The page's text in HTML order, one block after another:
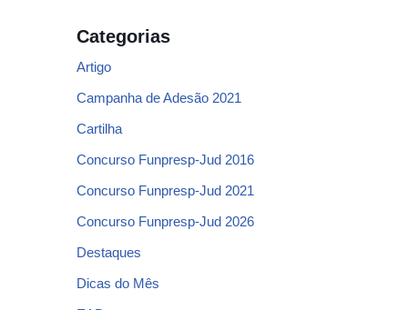
Categorias
Artigo
Campanha de Adesão 2021
Cartilha
Concurso Funpresp-Jud 2016
Concurso Funpresp-Jud 2021
Concurso Funpresp-Jud 2026
Destaques
Dicas do Mês